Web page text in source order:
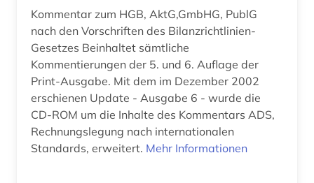
designschutz (5)
desktop publishing (1)
desktop-publishing (1)
deutsch (26)
deutsche bundesbank (2)
Kommentar zum HGB, AktG,GmbHG, PublG
nach den Vorschriften des Bilanzrichtlinien-
Gesetzes Beinhaltet sämtliche
Kommentierungen der 5. und 6. Auflage der
Print-Ausgabe. Mit dem im Dezember 2002
erschienen Update - Ausgabe 6 - wurde die
CD-ROM um die Inhalte des Kommentars ADS,
Rechnungslegung nach internationalen
Standards, erweitert. Mehr Informationen